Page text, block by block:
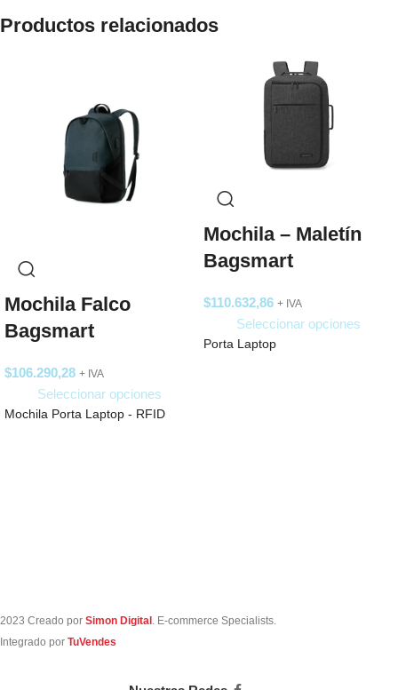
Productos relacionados
Mochila Falco
Bagsmart
$106.290,28 + IVA
Seleccionar opciones
Mochila Porta Laptop - RFID
Mochila – Maletín
Bagsmart
$110.632,86 + IVA
Seleccionar opciones
Porta Laptop
2023 Creado por Simon Digital . E-commerce Specialists.
Integrado por TuVendes